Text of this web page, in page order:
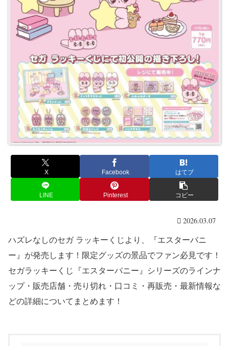
X Facebook はてブ
LINE Pinterest コピー
2026.03.07
ハズレなしのセガ ラッキーくじより、『エスターバニ
ー』が発売します！限定グッズの景品でファン必見です！
セガラッキーくじ『エスターバニー』シリーズのラインナ
ップ・販売店舗・売り切れ・口コミ・再販売・最新情報な
どの詳細についてまとめます！